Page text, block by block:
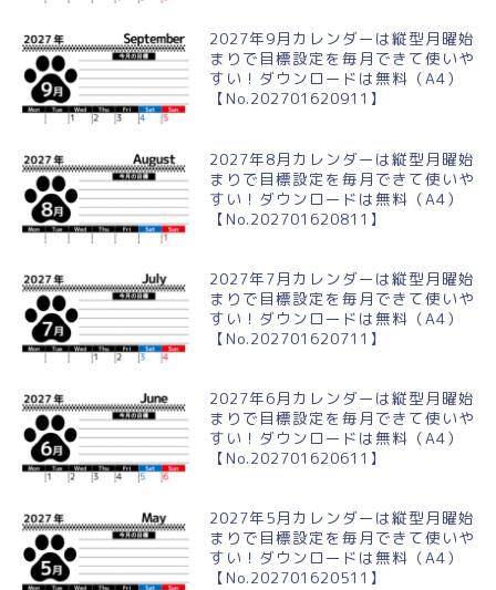
2027年9月カレンダーは縦型月曜始
まりで目標設定を毎月できて使いや
すい！ダウンロードは無料（A4）
【No.202701620911】
2027年8月カレンダーは縦型月曜始
まりで目標設定を毎月できて使いや
すい！ダウンロードは無料（A4）
【No.202701620811】
2027年7月カレンダーは縦型月曜始
まりで目標設定を毎月できて使いや
すい！ダウンロードは無料（A4）
【No.202701620711】
2027年6月カレンダーは縦型月曜始
まりで目標設定を毎月できて使いや
すい！ダウンロードは無料（A4）
【No.202701620611】
2027年5月カレンダーは縦型月曜始
まりで目標設定を毎月できて使いや
すい！ダウンロードは無料（A4）
【No.202701620511】